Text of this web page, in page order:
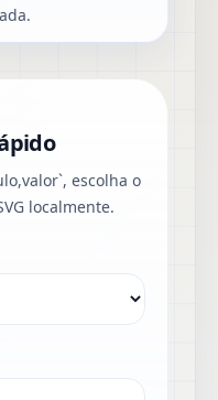
escolha o
localmente.